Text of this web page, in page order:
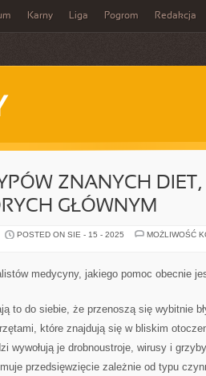
Karny Liga Pogrom Redakcja
ZNANYCH DIET,
GŁÓWNYM
POSTED ON SIE - 15 - 2025
MOŻLIWOŚĆ
medycyny, jakiego pomoc obecnie
to do siebie, że przenoszą się wybitnie
które znajdują się w bliskim
wywołują je drobnoustroje, wirusy i
przedsięwzięcie zależnie od typu